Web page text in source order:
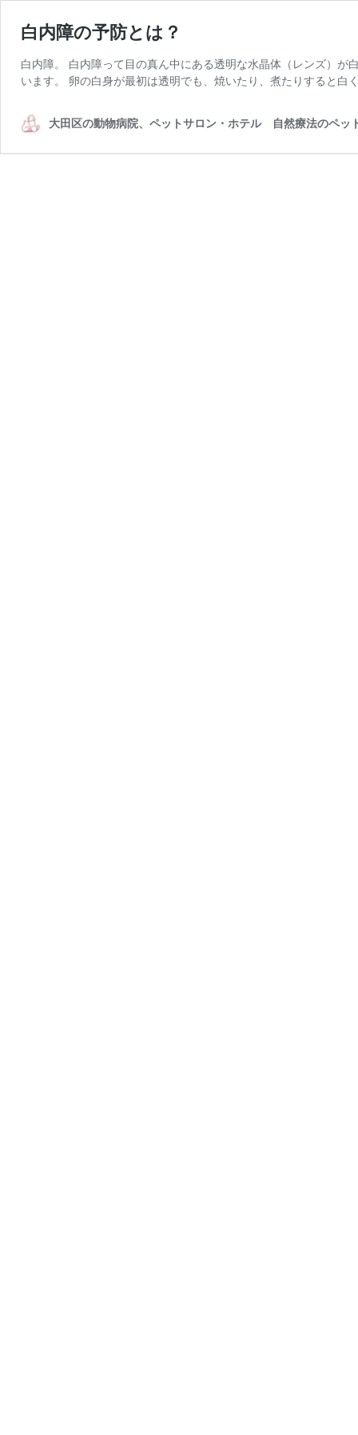
白内障の予防とは？
白内障。 白内障って目の真ん中にある透明な水晶体（レンズ）
います。 卵の白身が最初は透明でも、焼いたり、煮たりすると
大田区の動物病院、ペットサロン・ホテル 自然療法のペッ